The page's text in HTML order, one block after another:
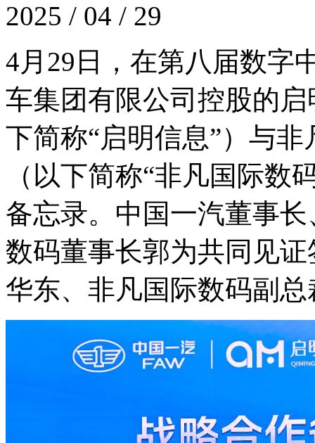
2025 / 04 / 29
4月29日，在第八届数字
车集团有限公司控股的
下简称“启明信息”）与
（以下简称“非凡国际数
备忘录。中国一汽董事长
数码董事长郭为共同见
华东、非凡国际数码副